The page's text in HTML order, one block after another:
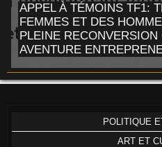
APPEL À TÉMOINS TF1:
FEMMES ET DES
PLEINE
AVENTURE
POLITIQUE
ART ET